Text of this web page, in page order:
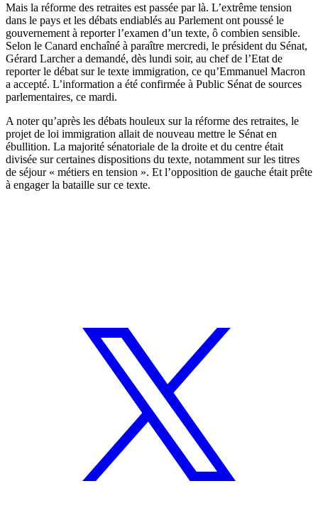
Mais la réforme des retraites est passée par là. L’extrême tension
dans le pays et les débats endiablés au Parlement ont poussé le
gouvernement à reporter l’examen d’un texte, ô combien sensible.
Selon le Canard enchaîné à paraître mercredi, le président du Sénat,
Gérard Larcher a demandé, dès lundi soir, au chef de l’Etat de
reporter le débat sur le texte immigration, ce qu’Emmanuel Macron
a accepté. L’information a été confirmée à Public Sénat de sources
parlementaires, ce mardi.
A noter qu’après les débats houleux sur la réforme des retraites, le
projet de loi immigration allait de nouveau mettre le Sénat en
ébullition. La majorité sénatoriale de la droite et du centre était
divisée sur certaines dispositions du texte, notamment sur les titres
de séjour « métiers en tension ». Et l’opposition de gauche était prête
à engager la bataille sur ce texte.